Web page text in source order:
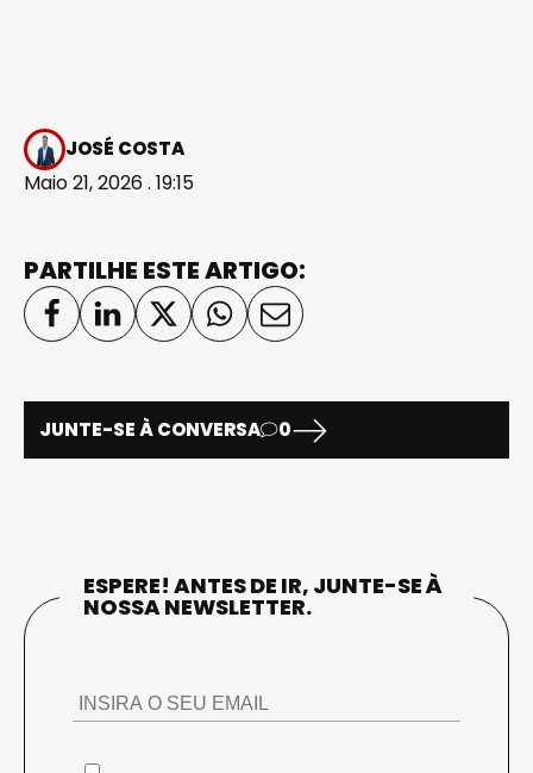
JOSÉ COSTA
Maio 21, 2026 . 19:15
PARTILHE ESTE ARTIGO:
JUNTE-SE À CONVERSA 0
ESPERE! ANTES DE IR, JUNTE-SE À
NOSSA NEWSLETTER.